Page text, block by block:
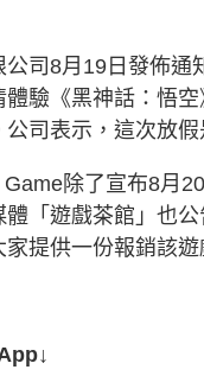
公司8月19日發佈
驗《黑神話：悟
司表示，這次放
除了宣布8月
「遊戲茶館」也
提供一份報銷該遊